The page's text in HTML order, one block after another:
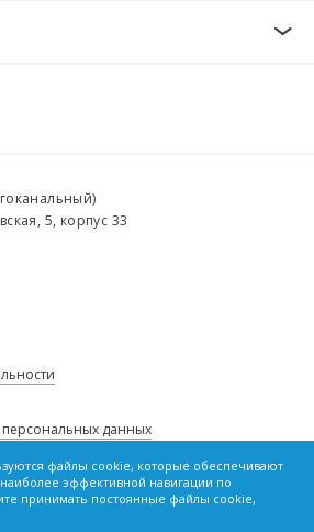
файлы cookie, которые обеспечивают
эффективной навигации по
принимать постоянные файлы cookie,
5, корпус 33
данных
cookie